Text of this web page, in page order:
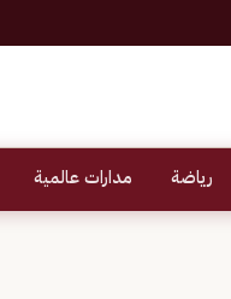
رياضة مدارات عالمية